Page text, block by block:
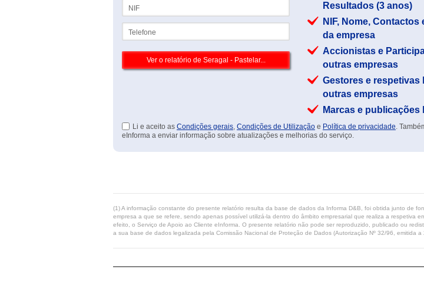
Resultados (3 anos)
NIF, Nome, Contactos
da empresa
Accionistas e
outras empresas
Gestores e respetivas
outras empresas
Marcas e publicações
Li e aceito as Condições gerais, Condições de Utilização e Política de privacidade.
eInforma a enviar informação sobre atualizações e melhorias do serviço.
(1) A informação constante do presente relatório resulta da base de dados da Informa D&B, foi obtida junto de
empresa a que se refere, sendo apenas possível utilizá-la dentro do âmbito empresarial que realiza a respetiva
efeito, o Serviço de Apoio ao Cliente eInforma. O presente relatório não pode ser reproduzido, publicado ou
a sua base de dados legalizada pela Comissão Nacional de Proteção de Dados (Autorização Nº 32/96, emitida a